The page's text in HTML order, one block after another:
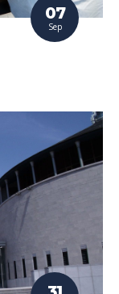
07
Sep